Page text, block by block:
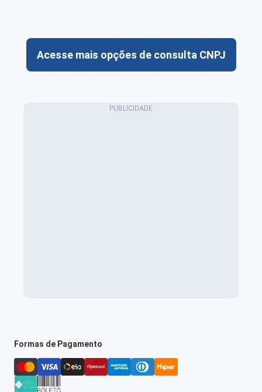
Acesse mais opções de consulta CNPJ
Formas de Pagamento